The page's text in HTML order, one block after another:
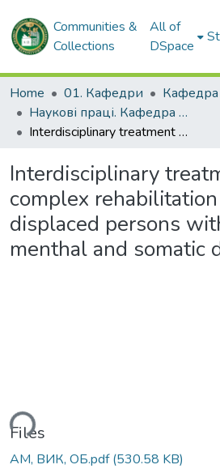
Communities &
Collections
All of
DSpace
Home 01. Кафедри
Наукові праці. Кафедра психіатрії, наркології, медичної психології та соціальної роботи
Interdisciplinary treatment and complex rehabilitation of internally displaced persons with comorbid menthal and somatic disorders
Interdisciplinary
complex
displaced persons
menthal and somatic
Files
АМ, ВИК, ОБ.pdf(530.58 KB)